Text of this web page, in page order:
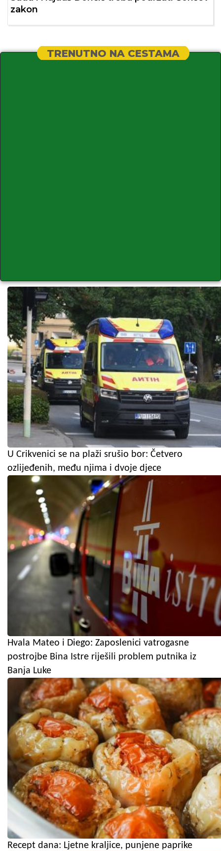
zakon
TRENUTNO NA CESTAMA
U Crikvenici se na plaži srušio bor: Četvero
ozlijeđenih, među njima i dvoje djece
Hvala Mateo i Diego: Zaposlenici vatrogasne
postrojbe Bina Istre riješili problem putnika iz
Banja Luke
Recept dana: Ljetne kraljice, punjene paprike